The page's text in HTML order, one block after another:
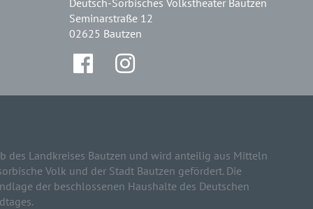
Seminarstraße 12
02625 Bautzen
des Landkreises Bautzen und wird anteilig aus Mitteln
Volk und der Stadt Bautzen gefördert. Die
der beschlossenen Haushalte des Deutschen